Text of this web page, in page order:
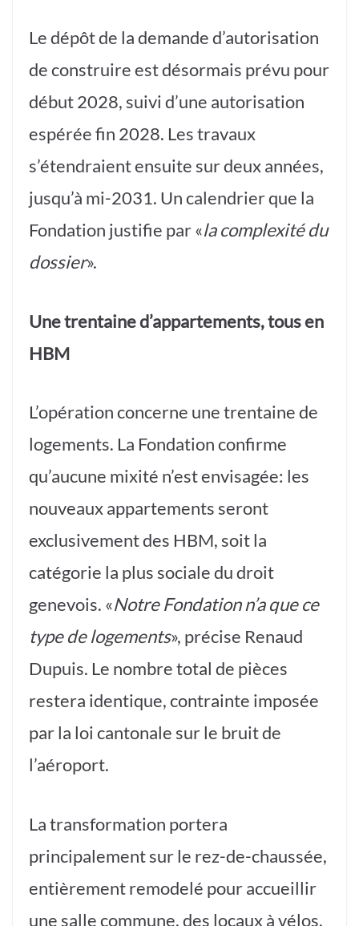
Le dépôt de la demande d’autorisation
de construire est désormais prévu pour
début 2028, suivi d’une autorisation
espérée fin 2028. Les travaux
s’étendraient ensuite sur deux années,
jusqu’à mi-2031. Un calendrier que la
Fondation justifie par «la complexité du
dossier».
Une trentaine d’appartements, tous en
HBM
L’opération concerne une trentaine de
logements. La Fondation confirme
qu’aucune mixité n’est envisagée: les
nouveaux appartements seront
exclusivement des HBM, soit la
catégorie la plus sociale du droit
genevois. «Notre Fondation n’a que ce
type de logements», précise Renaud
Dupuis. Le nombre total de pièces
restera identique, contrainte imposée
par la loi cantonale sur le bruit de
l’aéroport.
La transformation portera
principalement sur le rez-de-chaussée,
entièrement remodelé pour accueillir
une salle commune, des locaux à vélos,